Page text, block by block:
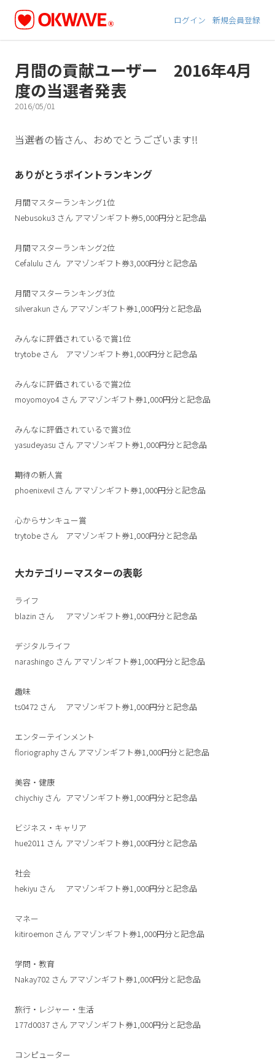
ログイン 新規会員登録
月間の貢献ユーザー 2016年4月
度の当選者発表
2016/05/01
当選者の皆さん、おめでとうございます!!
ありがとうポイントランキング
月間マスターランキング1位
Nebusoku3 さん アマゾンギフト券5,000円分と記念品
月間マスターランキング2位
Cefalulu さん アマゾンギフト券3,000円分と記念品
月間マスターランキング3位
silverakun さん アマゾンギフト券1,000円分と記念品
みんなに評価されているで賞1位
trytobe さん アマゾンギフト券1,000円分と記念品
みんなに評価されているで賞2位
moyomoyo4 さん アマゾンギフト券1,000円分と記念品
みんなに評価されているで賞3位
yasudeyasu さん アマゾンギフト券1,000円分と記念品
期待の新人賞
phoenixevil さん アマゾンギフト券1,000円分と記念品
心からサンキュー賞
trytobe さん アマゾンギフト券1,000円分と記念品
大カテゴリーマスターの表彰
ライフ
blazin さん アマゾンギフト券1,000円分と記念品
デジタルライフ
narashingo さん アマゾンギフト券1,000円分と記念品
趣味
ts0472 さん アマゾンギフト券1,000円分と記念品
エンターテインメント
floriography さん アマゾンギフト券1,000円分と記念品
美容・健康
chiychiy さん アマゾンギフト券1,000円分と記念品
ビジネス・キャリア
hue2011 さん アマゾンギフト券1,000円分と記念品
社会
hekiyu さん アマゾンギフト券1,000円分と記念品
マネー
kitiroemon さん アマゾンギフト券1,000円分と記念品
学問・教育
Nakay702 さん アマゾンギフト券1,000円分と記念品
旅行・レジャー・生活
177d0037 さん アマゾンギフト券1,000円分と記念品
コンピューター